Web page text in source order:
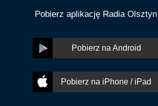
Pobierz aplikację Radia Olsztyn
Pobierz na Android
Pobierz na iPhone / iPad